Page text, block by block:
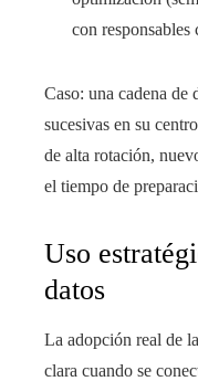
con responsables
Caso: una cadena
sucesivas en su
de alta rotación,
el tiempo de
Uso
datos
La adopción real de
clara cuando se